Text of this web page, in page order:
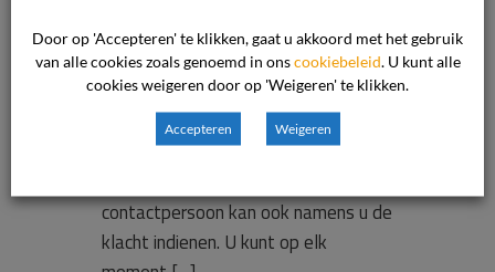
procedure. U kunt kiezen wie de
contactpersoon is tijdens de
procedure. Dient u zelf de klacht in,
dan kunt u op het klachtenformulier
de naam en contactgegevens van uw
contactpersoon kan ook namens u de
klacht indienen. U kunt op elk
Door op 'Accepteren' te klikken, gaat u akkoord met het gebruik
van alle cookies zoals genoemd in onscookiebeleid. U kunt alle
cookies weigeren door op 'Weigeren' te klikken.
Accepteren Weigeren